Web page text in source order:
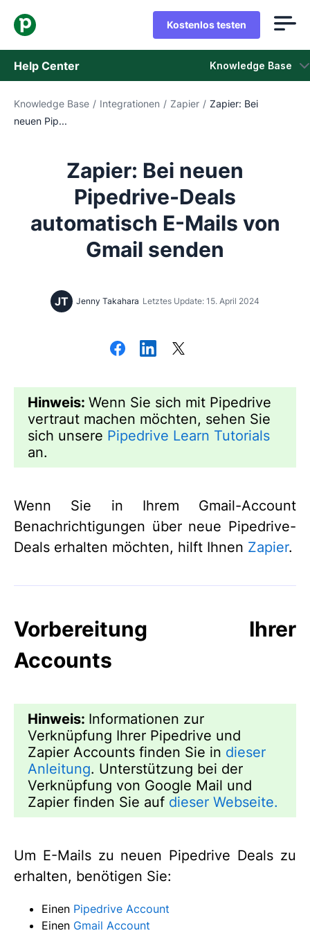
Kostenlos testen
Help Center Knowledge Base
Knowledge Base
Support kontaktieren
Knowledge Base / Integrationen / Zapier / Zapier: Bei
neuen Pip...
Zapier: Bei neuen
Pipedrive-Deals
automatisch E-Mails von
Gmail senden
JT Jenny Takahara Letztes Update: 15. April 2024
Hinweis: Wenn Sie sich mit Pipedrive
vertraut machen möchten, sehen Sie
sich unsere Pipedrive Learn Tutorials
an.
Wenn Sie in Ihrem Gmail-Account
Benachrichtigungen über neue Pipedrive-
Deals erhalten möchten, hilft Ihnen Zapier.
Vorbereitung Ihrer
Accounts
Hinweis: Informationen zur
Verknüpfung Ihrer Pipedrive und
Zapier Accounts finden Sie in dieser
Anleitung. Unterstützung bei der
Verknüpfung von Google Mail und
Zapier finden Sie auf dieser Webseite.
Um E-Mails zu neuen Pipedrive Deals zu
erhalten, benötigen Sie:
Einen Pipedrive Account
Einen Gmail Account